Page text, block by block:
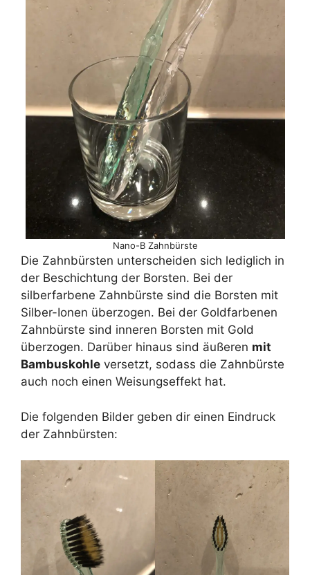
Nano-B Zahnbürste
Die Zahnbürsten unterscheiden sich lediglich in
der Beschichtung der Borsten. Bei der
silberfarbene Zahnbürste sind die Borsten mit
Silber-Ionen überzogen. Bei der Goldfarbenen
Zahnbürste sind inneren Borsten mit Gold
überzogen. Darüber hinaus sind äußeren mit
Bambuskohle versetzt, sodass die Zahnbürste
auch noch einen Weisungseffekt hat.
Die folgenden Bilder geben dir einen Eindruck
der Zahnbürsten: